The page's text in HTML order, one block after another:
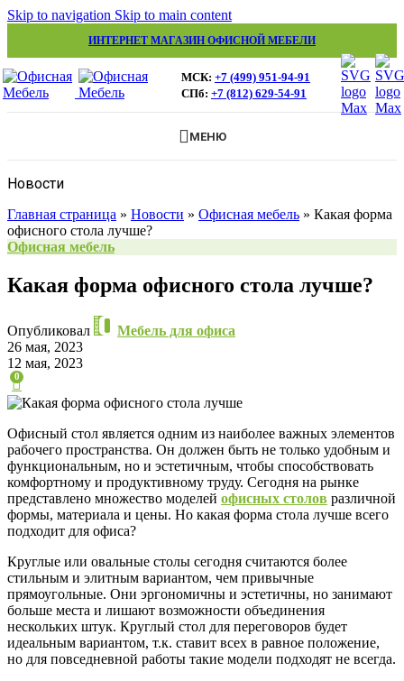
Skip to navigation Skip to main content
ИНТЕРНЕТ МАГАЗИН ОФИСНОЙ МЕБЕЛИ
МСК: +7 (499) 951-94-91
СПб: +7 (812) 629-54-91
МЕНЮ
Новости
Главная страница » Новости » Офисная мебель » Какая форма
офисного стола лучше?
Офисная мебель
Какая форма офисного стола лучше?
Опубликовал
Мебель для офиса
26 мая, 2023
12 мая, 2023
0
Офисный стол является одним из наиболее важных элементов
рабочего пространства. Он должен быть не только удобным и
функциональным, но и эстетичным, чтобы способствовать
комфортному и продуктивному труду. Сегодня на рынке
представлено множество моделей офисных столов различной
формы, материала и цены. Но какая форма стола лучше всего
подходит для офиса?
Круглые или овальные столы сегодня считаются более
стильным и элитным вариантом, чем привычные
прямоугольные. Они эргономичны и эстетичны, но занимают
больше места и лишают возможности объединения
нескольких штук. Круглый стол для переговоров будет
идеальным вариантом, т.к. ставит всех в равное положение,
но для повседневной работы такие модели подходят не всегда.